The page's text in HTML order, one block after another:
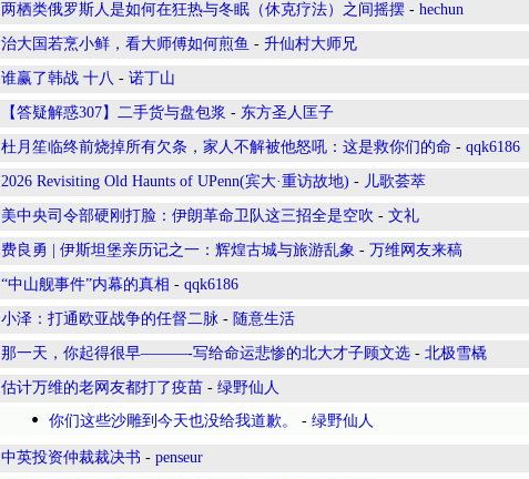
两栖类俄罗斯人是如何在狂热与冬眠（休克疗法）之间摇摆 - hechun
治大国若烹小鲜，看大师傅如何煎鱼 - 升仙村大师兄
谁赢了韩战 十八 - 诺丁山
【答疑解惑307】二手货与盘包浆 - 东方圣人匡子
杜月笙临终前烧掉所有欠条，家人不解被他怒吼：这是救你们的命 - qqk6186
2026 Revisiting Old Haunts of UPenn(宾大·重访故地) - 儿歌荟萃
美中央司令部硬刚打脸：伊朗革命卫队这三招全是空吹 - 文礼
费良勇 | 伊斯坦堡亲历记之一：辉煌古城与旅游乱象 - 万维网友来稿
“中山舰事件”内幕的真相 - qqk6186
小泽：打通欧亚战争的任督二脉 - 随意生活
那一天，你起得很早———-写给命运悲惨的北大才子顾文选 - 北极雪橇
估计万维的老网友都打了疫苗 - 绿野仙人
你们这些沙雕到今天也没给我道歉。 - 绿野仙人
中英投资仲裁裁决书 - penseur